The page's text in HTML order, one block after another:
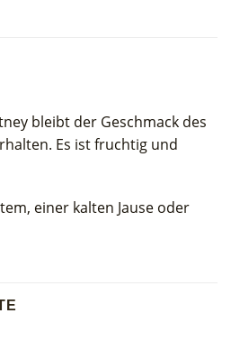
bleibt der Geschmack des
Es ist fruchtig und
einer kalten Jause oder